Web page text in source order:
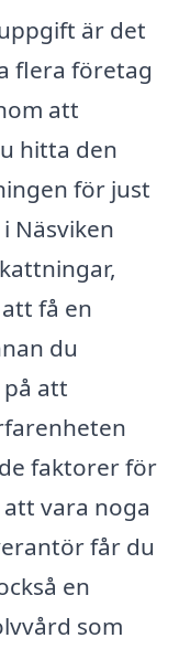
är det
flera företag
att
hitta den
för just
Näsviken
få en
du
på att
faktorer för
vara noga
får du
en
som